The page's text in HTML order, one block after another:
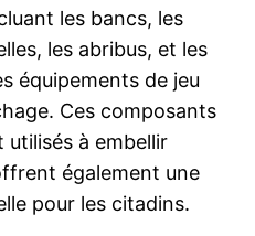
les bancs, les
les abribus, et les
équipements de jeu
Ces composants
utilisés à embellir
également une
pour les citadins.